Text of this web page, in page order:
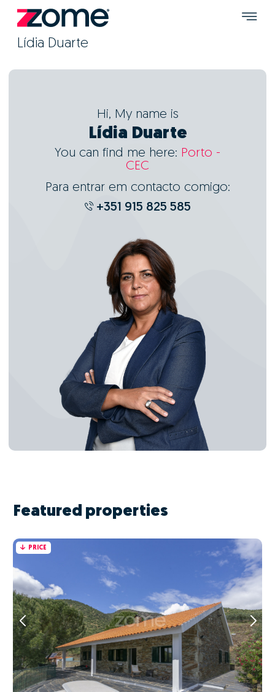
Lídia Duarte
Hi, My name is
Lídia Duarte
You can find me here: Porto -
CEC
Para entrar em contacto comigo:
+351 915 825 585
Featured properties
PRICE